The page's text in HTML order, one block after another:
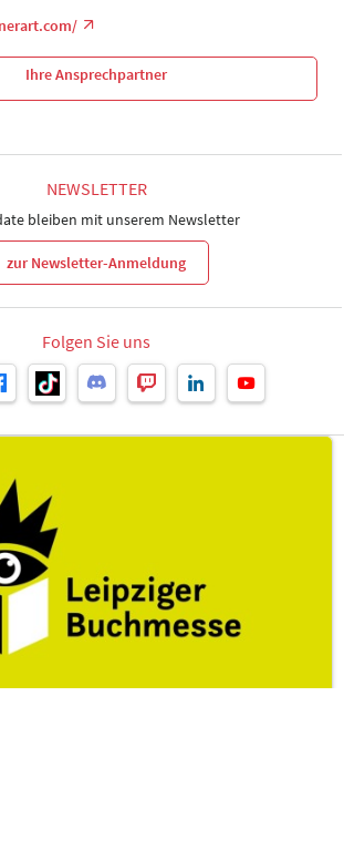
Ihre Ansprechpartner
NEWSLETTER
bleiben mit unserem Newsletter
zur Newsletter-Anmeldung
Folgen Sie uns